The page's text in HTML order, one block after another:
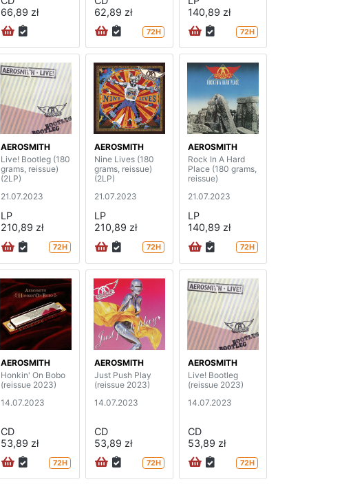
66,89 zł
62,89 zł
72H
140,89 zł
72H
AEROSMITH
Live! Bootleg (180
grams, reissue)
(2LP)
21.07.2023
LP
210,89 zł
72H
AEROSMITH
Nine Lives (180
grams, reissue)
(2LP)
21.07.2023
LP
210,89 zł
72H
AEROSMITH
Rock In A Hard
Place (180 grams,
reissue)
21.07.2023
LP
140,89 zł
72H
AEROSMITH
Honkin' On Bobo
(reissue 2023)
14.07.2023
CD
53,89 zł
72H
AEROSMITH
Just Push Play
(reissue 2023)
14.07.2023
CD
53,89 zł
72H
AEROSMITH
Live! Bootleg
(reissue 2023)
14.07.2023
CD
53,89 zł
72H